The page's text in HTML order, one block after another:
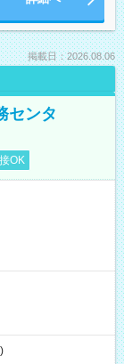
掲載日：2026.08.06
センタ
OK